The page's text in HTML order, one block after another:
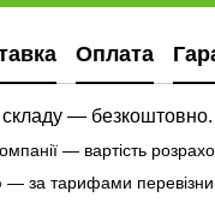
Оплата
— безкоштовно.
— вартість
за тарифами